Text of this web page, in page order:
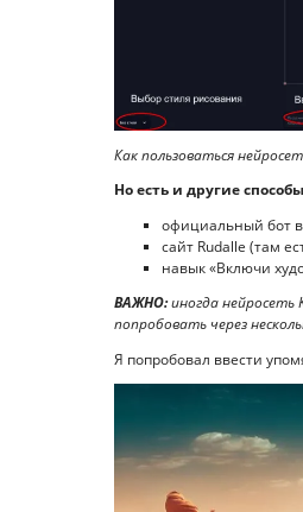
Как пользоваться
Но есть и другие
официальный бот
сайт Rudalle (там
навык «Включи
ВАЖНО:иногда нейросеть
попробовать через
Я попробовал ввести